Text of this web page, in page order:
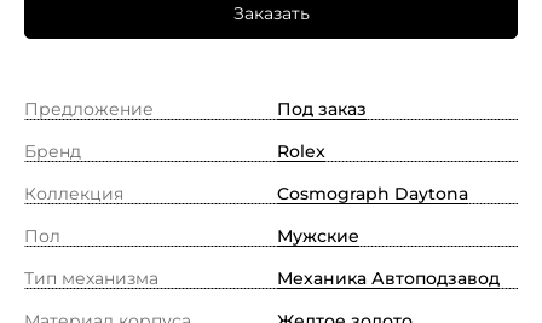
Заказать
Предложение
Под заказ
Бренд
Rolex
Коллекция
Cosmograph Daytona
Пол
Мужские
Тип механизма
Механика Автоподзавод